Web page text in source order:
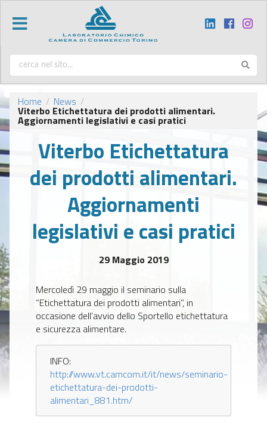
Home / News /
Viterbo Etichettatura dei prodotti alimentari.
Aggiornamenti legislativi e casi pratici
Viterbo Etichettatura
dei prodotti alimentari.
Aggiornamenti
legislativi e casi pratici
29 Maggio 2019
Mercoledì 29 maggio il seminario sulla
“Etichettatura dei prodotti alimentari”, in
occasione dell'avvio dello Sportello etichettatura
e sicurezza alimentare.
INFO:
http://www.vt.camcom.it/it/news/seminario-
etichettatura-dei-prodotti-
alimentari_881.htm/